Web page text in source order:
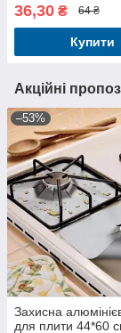
36,30 ₴ 64 ₴
Купити
Акційні
–53%
Захисна
для плити 44*60